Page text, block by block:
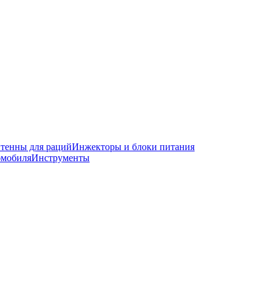
для рацийИнжекторы и блоки питания
Инструменты